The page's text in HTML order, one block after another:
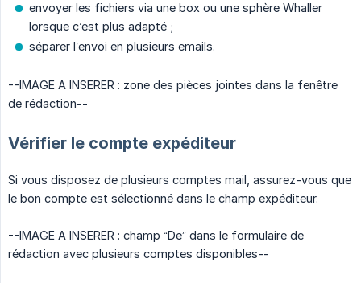
envoyer les fichiers via une box ou une sphère Whaller
lorsque c’est plus adapté ;
séparer l’envoi en plusieurs emails.
--IMAGE A INSERER : zone des pièces jointes dans la fenêtre
de rédaction--
Vérifier le compte expéditeur
Si vous disposez de plusieurs comptes mail, assurez-vous que
le bon compte est sélectionné dans le champ expéditeur.
--IMAGE A INSERER : champ “De” dans le formulaire de
rédaction avec plusieurs comptes disponibles--